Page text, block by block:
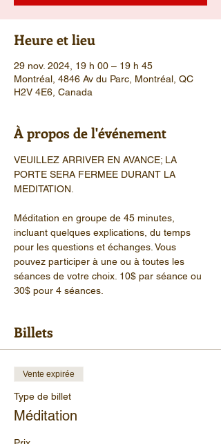
Heure et lieu
29 nov. 2024, 19 h 00 – 19 h 45
Montréal, 4846 Av du Parc, Montréal, QC
H2V 4E6, Canada
À propos de l'événement
VEUILLEZ ARRIVER EN AVANCE; LA
PORTE SERA FERMEE DURANT LA
MEDITATION.
Méditation en groupe de 45 minutes,
incluant quelques explications, du temps
pour les questions et échanges. Vous
pouvez participer à une ou à toutes les
séances de votre choix. 10$ par séance ou
30$ pour 4 séances.
Billets
Vente expirée
Type de billet
Méditation